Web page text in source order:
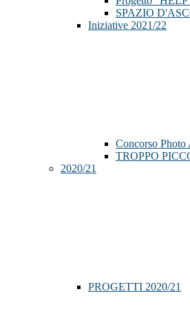
SPAZIO
Iniziative 2021/22
Concorso Photo
TROPPO
2020/21
PROGETTI 2020/21